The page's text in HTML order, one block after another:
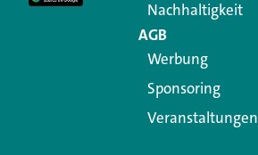
Nachhaltigkeit
AGB
Werbung
Sponsoring
Veranstaltungen